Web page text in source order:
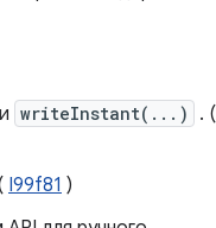
и writeInstant(...)
. (
I99f81 )